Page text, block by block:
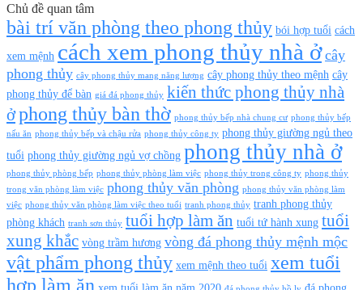
Chủ đề quan tâm
bài trí văn phòng theo phong thủy bói hợp tuổi cách
xem mệnh cách xem phong thủy nhà ở cây
phong thủy cây phong thủy mang năng lượng cây phong thủy theo mệnh cây
phong thủy để bàn giá đá phong thủy kiến thức phong thủy nhà
ởphong thủy bàn thờ phong thủy bếp nhà chung cư phong thủy bếp
nấu ăn phong thủy bếp và chậu rửa phong thủy công ty phong thủy giường ngủ theo
tuổi phong thủy giường ngủ vợ chồng phong thủy nhà ở
phong thủy phòng bếp phong thủy phòng làm việc phong thủy trong công ty phong thủy
trong văn phòng làm việc phong thủy văn phòng phong thủy văn phòng làm
việc phong thủy văn phòng làm việc theo tuổi tranh phong thủy tranh phong thủy
phòng khách tranh sơn thủy tuổi hợp làm ăn tuổi tứ hành xung tuổi
xung khắc vòng trầm hương vòng đá phong thủy mệnh mộc
vật phẩm phong thủy xem mệnh theo tuổi xem tuổi
hợp làm ăn